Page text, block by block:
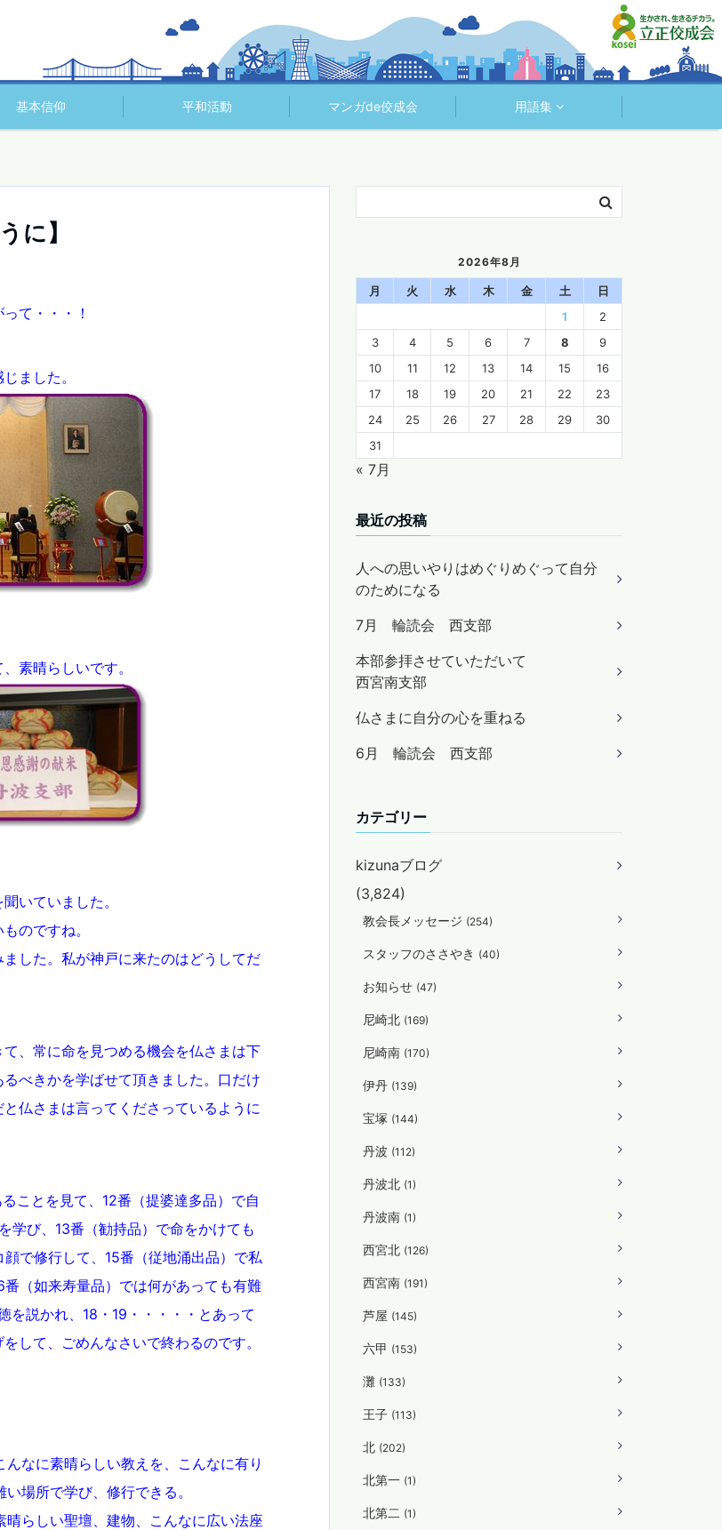
基本信仰 平和活動 マンガde佼成会 用語集
に】
て・・・！
ました。
素晴らしいです。
いていました。
のですね。
した。私が神戸に来たのはどうしてだ
、常に命を見つめる機会を仏さまは下
べきかを学ばせて頂きました。口だけ
仏さまは言ってくださっているように
ことを見て、12番（提婆達多品）で自
学び、13番（勧持品）で命をかけても
で修行して、15番（従地涌出品）で私
（如来寿量品）では何があっても有難
を説かれ、18・19・・・・・とあって
して、ごめんなさいで終わるのです。
んなに素晴らしい教えを、こんなに有り
い場所で学び、修行できる。
晴らしい聖壇、建物、こんなに広い法座
2026年8月
月 火 水 木 金 土
日
1
2
3
4 5 6 7 8
9
10
11 12 13 14 15
16
17
18 19 20 21 22
23
24
25 26 27 28 29
30
31
« 7月
最近の投稿
人への思いやりはめぐりめぐって自分
のためになる
7月 輪読会 西支部
本部参拝させていただいて
西宮南支部
仏さまに自分の心を重ねる
6月 輪読会 西支部
カテゴリー
kizunaブログ
(3,824)
教会長メッセージ (254)
スタッフのささやき (40)
お知らせ (47)
尼崎北 (169)
尼崎南 (170)
伊丹 (139)
宝塚 (144)
丹波 (112)
丹波北 (1)
丹波南 (1)
西宮北 (126)
西宮南 (191)
芦屋 (145)
六甲 (153)
灘 (133)
王子 (113)
北 (202)
北第一 (1)
北第二 (1)